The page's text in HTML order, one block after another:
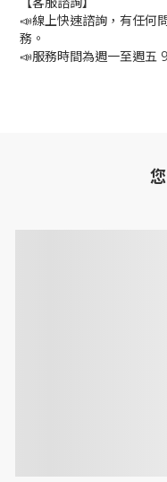
📣線上快速諮詢，有任何
務。
📣服務時間為週一至週五